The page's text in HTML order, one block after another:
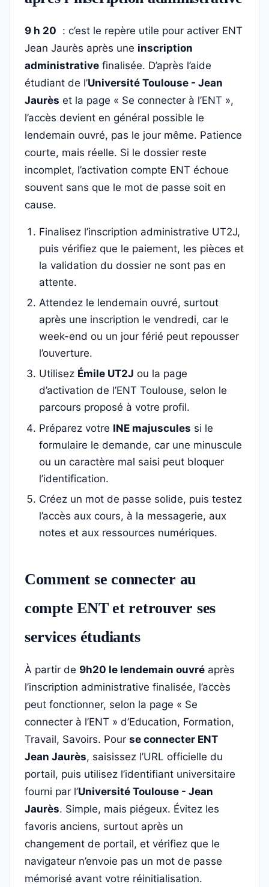
9 h 20 : c’est le repère utile pour activer ENT
Jean Jaurès après une inscription
administrative finalisée. D’après l’aide
étudiant de l’Université Toulouse - Jean
Jaurès et la page « Se connecter à l’ENT »,
l’accès devient en général possible le
lendemain ouvré, pas le jour même. Patience
courte, mais réelle. Si le dossier reste
incomplet, l’activation compte ENT échoue
souvent sans que le mot de passe soit en
cause.
Finalisez l’inscription administrative UT2J,
puis vérifiez que le paiement, les pièces et
la validation du dossier ne sont pas en
attente.
Attendez le lendemain ouvré, surtout
après une inscription le vendredi, car le
week-end ou un jour férié peut repousser
l’ouverture.
Utilisez Émile UT2J ou la page
d’activation de l’ENT Toulouse, selon le
parcours proposé à votre profil.
Préparez votre INE majuscules si le
formulaire le demande, car une minuscule
ou un caractère mal saisi peut bloquer
l’identification.
Créez un mot de passe solide, puis testez
l’accès aux cours, à la messagerie, aux
notes et aux ressources numériques.
Comment se connecter au
compte ENT et retrouver ses
services étudiants
À partir de 9h20 le lendemain ouvré après
l’inscription administrative finalisée, l’accès
peut fonctionner, selon la page « Se
connecter à l’ENT » d’Education, Formation,
Travail, Savoirs. Pour se connecter ENT
Jean Jaurès, saisissez l’URL officielle du
portail, puis utilisez l’identifiant universitaire
fourni par l’Université Toulouse - Jean
Jaurès. Simple, mais piégeux. Évitez les
favoris anciens, surtout après un
changement de portail, et vérifiez que le
navigateur n’envoie pas un mot de passe
mémorisé avant votre réinitialisation.